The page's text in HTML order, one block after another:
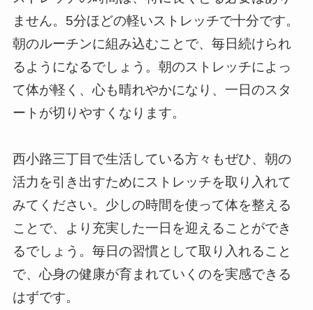
ません。5分ほどの軽いストレッチで十分です。
朝のルーチンに組み込むことで、毎日続けられ
るようになるでしょう。朝のストレッチによっ
て体が軽く、心も晴れやかになり、一日のスタ
ートが切りやすくなります。
西小路三丁目で生活している方々もぜひ、朝の
活力を引き出すためにストレッチを取り入れて
みてください。少しの時間を使って体を整える
ことで、より充実した一日を迎えることができ
るでしょう。毎日の習慣として取り入れること
で、心身の健康が育まれていくのを実感できる
はずです。